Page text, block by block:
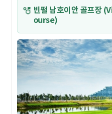
빈펄 남호이안 골프장
ourse)